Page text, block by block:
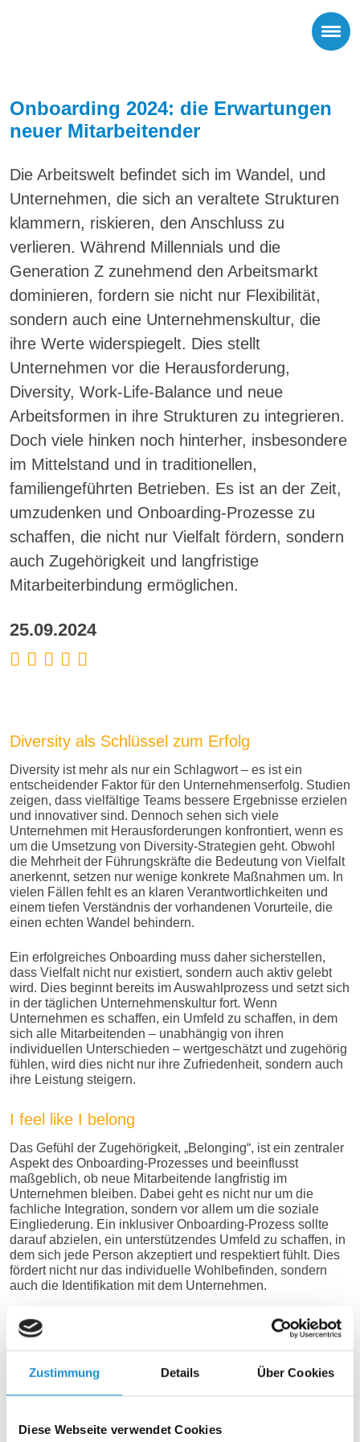
Zustimmung Details Über Cookies
Diese Webseite verwendet Cookies
Onboarding 2024: die Erwartungen
neuer Mitarbeitender
Die Arbeitswelt befindet sich im Wandel, und
Unternehmen, die sich an veraltete Strukturen
klammern, riskieren, den Anschluss zu
verlieren. Während Millennials und die
Generation Z zunehmend den Arbeitsmarkt
dominieren, fordern sie nicht nur Flexibilität,
sondern auch eine Unternehmenskultur, die
ihre Werte widerspiegelt. Dies stellt
Unternehmen vor die Herausforderung,
Diversity, Work-Life-Balance und neue
Arbeitsformen in ihre Strukturen zu integrieren.
Doch viele hinken noch hinterher, insbesondere
im Mittelstand und in traditionellen,
familiengeführten Betrieben. Es ist an der Zeit,
umzudenken und Onboarding-Prozesse zu
schaffen, die nicht nur Vielfalt fördern, sondern
auch Zugehörigkeit und langfristige
Mitarbeiterbindung ermöglichen.
25.09.2024
Diversity als Schlüssel zum Erfolg
Diversity ist mehr als nur ein Schlagwort – es ist ein
entscheidender Faktor für den Unternehmenserfolg. Studien
zeigen, dass vielfältige Teams bessere Ergebnisse erzielen
und innovativer sind. Dennoch sehen sich viele
Unternehmen mit Herausforderungen konfrontiert, wenn es
um die Umsetzung von Diversity-Strategien geht. Obwohl
die Mehrheit der Führungskräfte die Bedeutung von Vielfalt
anerkennt, setzen nur wenige konkrete Maßnahmen um. In
vielen Fällen fehlt es an klaren Verantwortlichkeiten und
einem tiefen Verständnis der vorhandenen Vorurteile, die
einen echten Wandel behindern.
Ein erfolgreiches Onboarding muss daher sicherstellen,
dass Vielfalt nicht nur existiert, sondern auch aktiv gelebt
wird. Dies beginnt bereits im Auswahlprozess und setzt sich
in der täglichen Unternehmenskultur fort. Wenn
Unternehmen es schaffen, ein Umfeld zu schaffen, in dem
sich alle Mitarbeitenden – unabhängig von ihren
individuellen Unterschieden – wertgeschätzt und zugehörig
fühlen, wird dies nicht nur ihre Zufriedenheit, sondern auch
ihre Leistung steigern.
I feel like I belong
Das Gefühl der Zugehörigkeit, „Belonging“, ist ein zentraler
Aspekt des Onboarding-Prozesses und beeinflusst
maßgeblich, ob neue Mitarbeitende langfristig im
Unternehmen bleiben. Dabei geht es nicht nur um die
fachliche Integration, sondern vor allem um die soziale
Eingliederung. Ein inklusiver Onboarding-Prozess sollte
darauf abzielen, ein unterstützendes Umfeld zu schaffen, in
dem sich jede Person akzeptiert und respektiert fühlt. Dies
fördert nicht nur das individuelle Wohlbefinden, sondern
auch die Identifikation mit dem Unternehmen.
Flexible Arbeitsmodelle als Antwort auf neue
Bedürfnisse
Ein weiterer wichtiger Punkt, der im Onboarding
berücksichtigt werden muss, ist die Gestaltung der Work-
zwischen Beruf und Privatleben, wobei feste Arbeitszeiten